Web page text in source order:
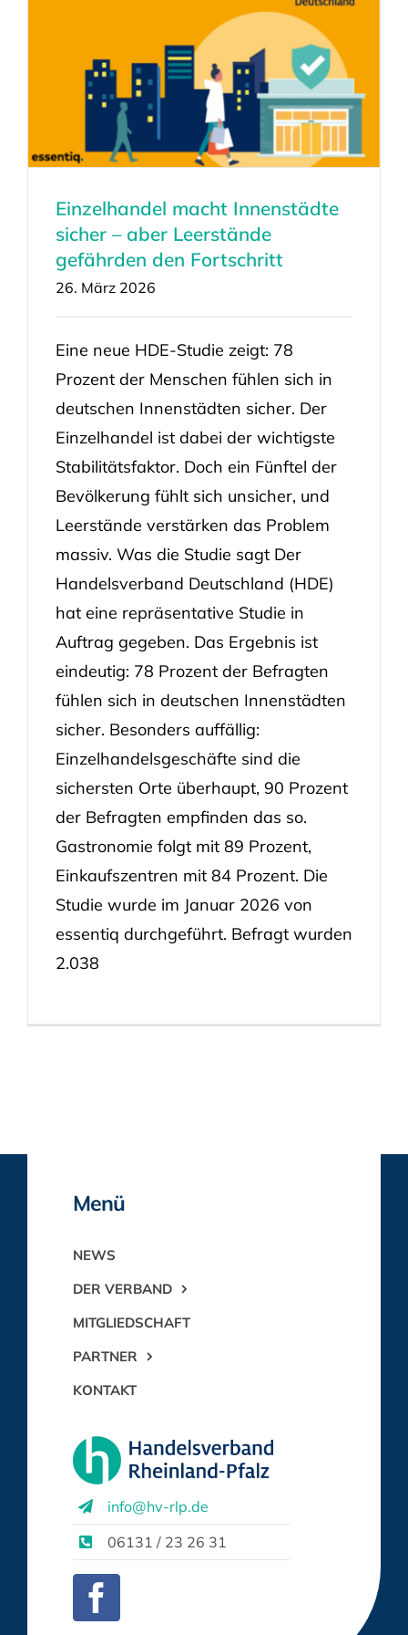
Einzelhandel macht Innenstädte
sicher – aber Leerstände
gefährden den Fortschritt
26. März 2026
Eine neue HDE-Studie zeigt: 78
Prozent der Menschen fühlen sich in
deutschen Innenstädten sicher. Der
Einzelhandel ist dabei der wichtigste
Stabilitätsfaktor. Doch ein Fünftel der
Bevölkerung fühlt sich unsicher, und
Leerstände verstärken das Problem
massiv. Was die Studie sagt Der
Handelsverband Deutschland (HDE)
hat eine repräsentative Studie in
Auftrag gegeben. Das Ergebnis ist
eindeutig: 78 Prozent der Befragten
fühlen sich in deutschen Innenstädten
sicher. Besonders auffällig:
Einzelhandelsgeschäfte sind die
sichersten Orte überhaupt, 90 Prozent
der Befragten empfinden das so.
Gastronomie folgt mit 89 Prozent,
Einkaufszentren mit 84 Prozent. Die
Studie wurde im Januar 2026 von
essentiq durchgeführt. Befragt wurden
2.038
Menü
NEWS
DER VERBAND
MITGLIEDSCHAFT
PARTNER
KONTAKT
info@hv-rlp.de
06131 / 23 26 31